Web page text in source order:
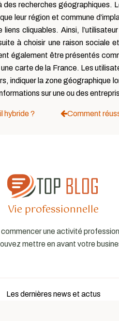
recherches géographiques.
leur région et commune
cliquables. Ainsi,
à choisir une raison sociale
également être présentés
carte de la France. Les
indiquer la zone géographique
sur une ou des
hybride ? Comment
Vie professionnelle
une activité
mettre en avant votre
Les dernières news et actus